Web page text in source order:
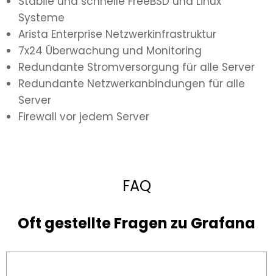
Systeme
Arista Enterprise Netzwerkinfrastruktur
7x24 Überwachung und Monitoring
Redundante Stromversorgung für alle Server
Redundante Netzwerkanbindungen für alle
Server
Firewall vor jedem Server
FAQ
Oft gestellte Fragen zu Grafana